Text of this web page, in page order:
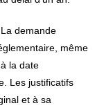
demande
même
la date
Les justificatifs
et à sa